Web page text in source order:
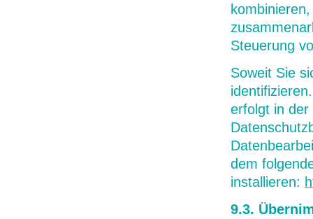
Steuerung
Soweit Sie
erfolgt in der
dem
installieren:
9.3.